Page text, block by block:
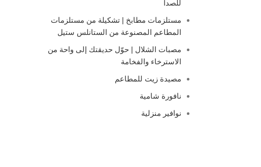
للصدأ
مستلزمات مطابخ | تشكيلة من مستلزمات
المطاعم المصنوعة من الستانلس ستيل
مصبات الشلال | حوّل حديقتك إلى واحة من
الاسترخاء والفخامة
مصيدة زيت للمطاعم
نافورة شامية
نوافير منزلية